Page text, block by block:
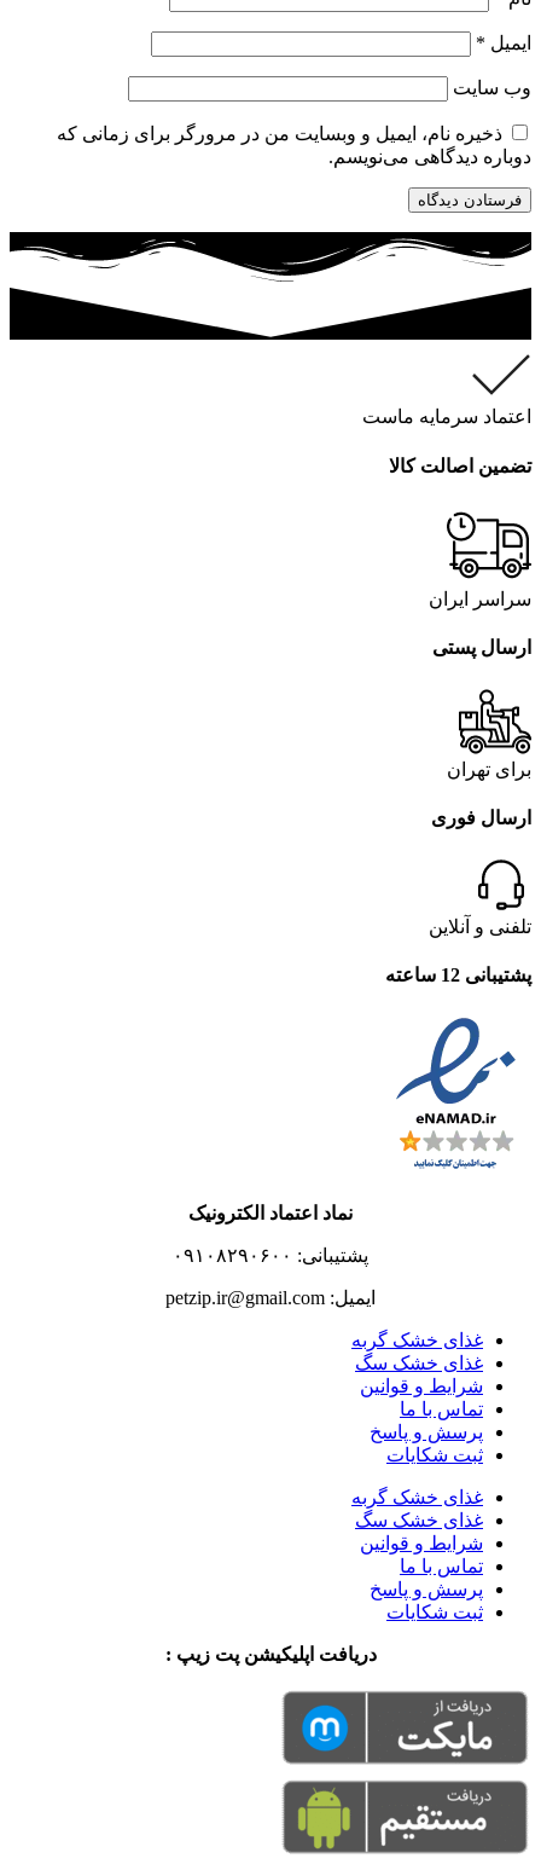
ایمیل *
وب‌ سایت
ذخیره نام، ایمیل و وبسایت من در مرورگر برای زمانی که
دوباره دیدگاهی می‌نویسم.
اعتماد سرمایه ماست
تضمین اصالت کالا
سراسر ایران
ارسال پستی
برای تهران
ارسال فوری
تلفنی و آنلاین
پشتیبانی 12 ساعته
نماد اعتماد الکترونیک
پشتیبانی: ۰۹۱۰۸۲۹۰۶۰۰
ایمیل: petzip.ir@gmail.com
غذای خشک گربه
غذای خشک سگ
شرایط و قوانین
تماس با ما
پرسش و پاسخ
ثبت شکایات
غذای خشک گربه
غذای خشک سگ
شرایط و قوانین
تماس با ما
پرسش و پاسخ
ثبت شکایات
دریافت اپلیکیشن پت زیپ :